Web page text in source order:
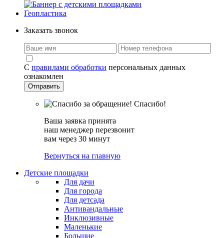
Геопластика
Заказать звонок
С правилами обработки персональных данных
ознакомлен
Спасибо!
Ваша заявка принята
наш менеджер перезвонит
вам через 30 минут
Вернуться на главную
Детские площадки
Для дачи
Для города
Для детсада
Антивандальные
Инклюзивные
Маленькие
Большие